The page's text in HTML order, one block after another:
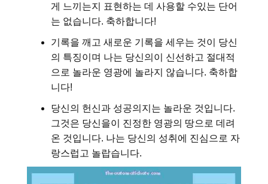
게 느끼는지 표현하는 데 사용할 수있는 단어
는 없습니다. 축하합니다!
기록을 깨고 새로운 기록을 세우는 것이 당신
의 특징이며 나는 당신의이 신선하고 절대적
으로 놀라운 영광에 놀라지 않습니다. 축하합
니다!
당신의 헌신과 성공의지는 놀라운 것입니다.
그것은 당신을이 진정한 영광의 땅으로 데려
온 것입니다. 나는 당신의 성취에 진심으로 자
랑스럽고 놀랍습니다.